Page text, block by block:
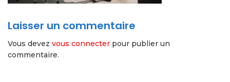
Laisser un commentaire
Vous devez vous connecter pour publier un
commentaire.